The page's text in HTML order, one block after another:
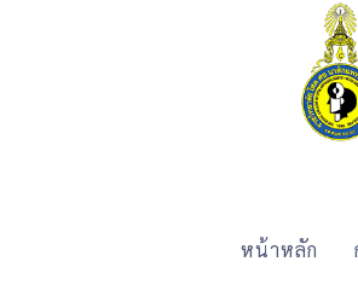
หน้าหลัก